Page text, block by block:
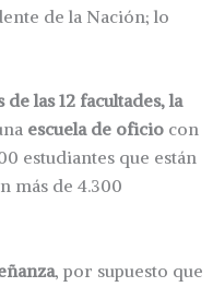
de la Nación; lo
de las 12 facultades, la
escuela de oficio con
estudiantes que están
más de 4.300
, por supuesto que